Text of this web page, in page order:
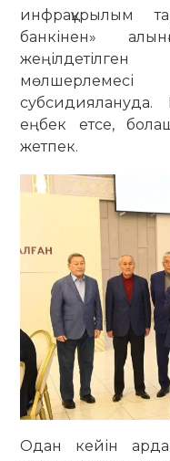
инфрақұрылым
банкінен»
еңбек етсе,
жетпек.
Одан кейін